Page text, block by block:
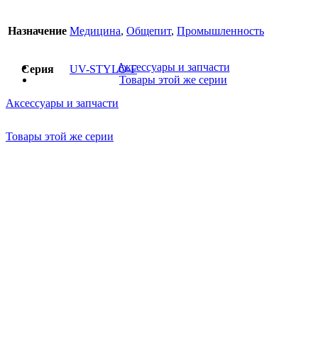
Назначение Медицина, Общепит, Промышленность
Серия UV-STYLO-FАксессуары и запчасти
Товары этой же серии
Аксессуары и запчасти
Товары этой же серии